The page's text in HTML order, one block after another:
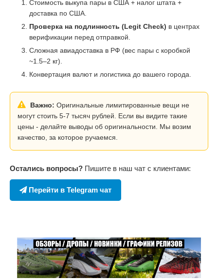
Стоимость выкупа пары в США + налог штата +
доставка по США.
Проверка на подлинность (Legit Check) в центрах
верификации перед отправкой.
Сложная авиадоставка в РФ (вес пары с коробкой
~1.5–2 кг).
Конвертация валют и логистика до вашего города.
Важно: Оригинальные лимитированные вещи не
могут стоить 5-7 тысяч рублей. Если вы видите такие
цены - делайте выводы об оригинальности. Мы возим
качество, за которое ручаемся.
Остались вопросы? Пишите в наш чат с клиентами:
Перейти в Telegram чат